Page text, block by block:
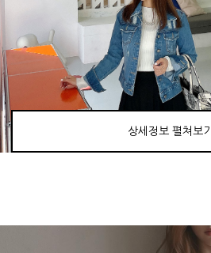
상세정보 펼쳐보기